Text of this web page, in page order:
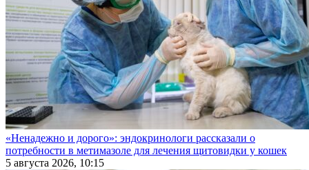
«Ненадежно и дорого»: эндокринологи рассказали о
потребности в метимазоле для лечения щитовидки у кошек
5 августа 2026, 10:15